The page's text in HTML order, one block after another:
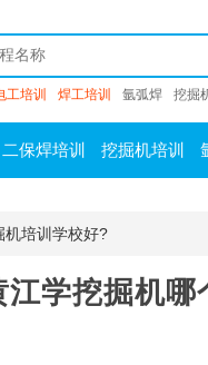
工培训 焊工培训 氩弧焊 挖掘
二保焊培训 挖掘机培训
机培训学校好?
江学挖掘机